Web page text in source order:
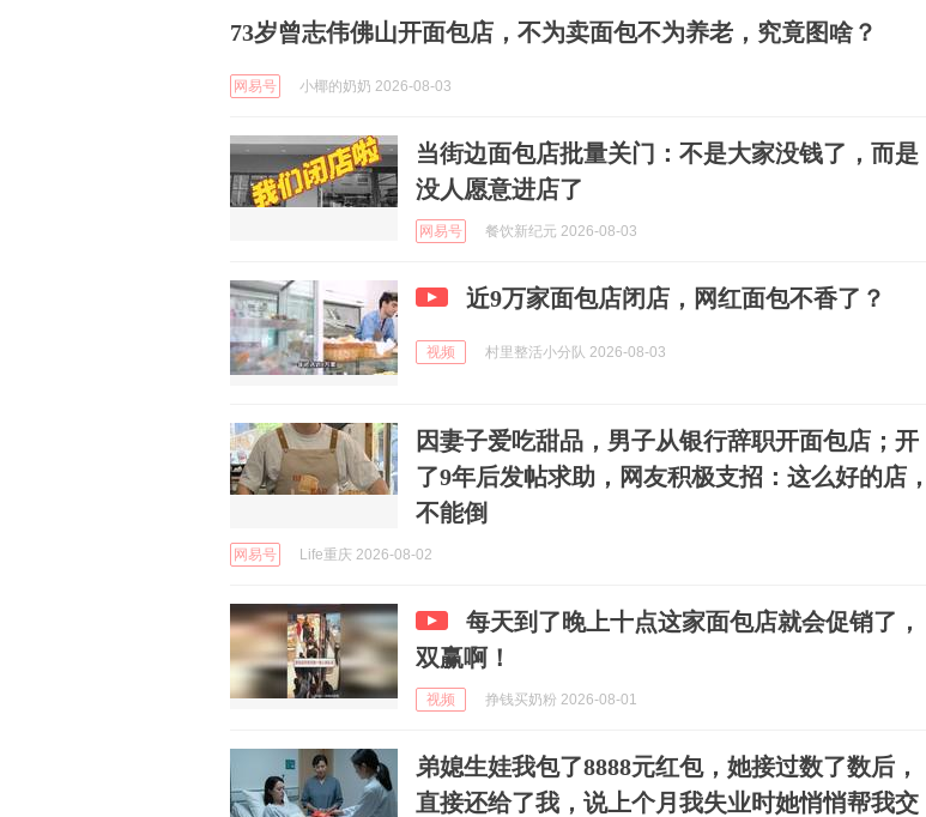
73岁曾志伟佛山开面包店，不为卖面包不为养老，究竟图啥？
网易号 小椰的奶奶 2026-08-03
当街边面包店批量关门：不是大家没钱了，而是
没人愿意进店了
网易号 餐饮新纪元 2026-08-03
近9万家面包店闭店，网红面包不香了？
视频 村里整活小分队 2026-08-03
因妻子爱吃甜品，男子从银行辞职开面包店；开
了9年后发帖求助，网友积极支招：这么好的店，
不能倒
网易号 Life重庆 2026-08-02
每天到了晚上十点这家面包店就会促销了，
双赢啊！
视频 挣钱买奶粉 2026-08-01
弟媳生娃我包了8888元红包，她接过数了数后，
直接还给了我，说上个月我失业时她悄悄帮我交